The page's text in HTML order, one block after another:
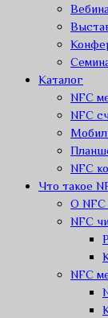
Каталог
NFC
NFC
NFC
Что такое
О NFC
NFC
NFC